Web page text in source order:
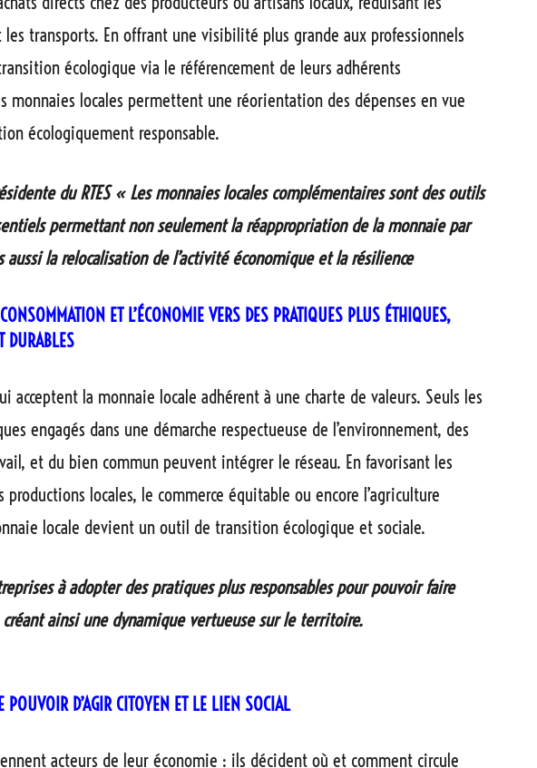
transports. En offrant une visibilité plus grande aux professionnels
écologique via le référencement de leurs adhérents
monnaies locales permettent une réorientation des dépenses en vue
écologiquement responsable.
du RTES « Les monnaies locales complémentaires sont des outils
permettant non seulement la réappropriation de la monnaie par
aussi la relocalisation de l’activité économique et la résilience
ET L’ÉCONOMIE VERS DES PRATIQUES PLUS ÉTHIQUES,
DURABLES
acceptent la monnaie locale adhérent à une charte de valeurs. Seuls les
engagés dans une démarche respectueuse de l’environnement, des
et du bien commun peuvent intégrer le réseau. En favorisant les
productions locales, le commerce équitable ou encore l’agriculture
locale devient un outil de transition écologique et sociale.
à adopter des pratiques plus responsables pour pouvoir faire
ainsi une dynamique vertueuse sur le territoire.
POUVOIR D’AGIR CITOYEN ET LE LIEN SOCIAL
acteurs de leur économie : ils décident où et comment circule